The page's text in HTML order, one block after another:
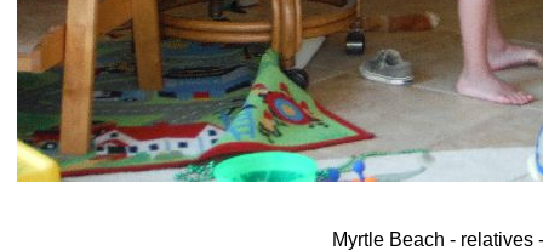
Myrtle Beach - relatives